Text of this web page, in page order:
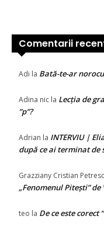
Comentarii
Adi la Bată-te-ar
Adina nic la Lecția de
”p”?
Adrian la INTERVIU |
după ce ai terminat de
Grazziany Cristian
„Fenomenul Pitești”
teo la De ce este corect